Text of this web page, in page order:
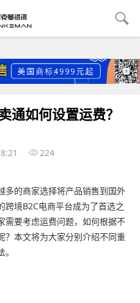
通如何设置运费？
224
多的商家选择将产品销售到国外
境B2C电商平台成为了首选之
需要考虑运费问题，如何根据不
？本文将为大家分别介绍不同重